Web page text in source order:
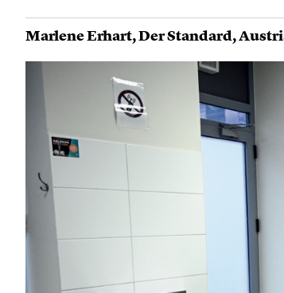
Marlene Erhart,Der Standard,